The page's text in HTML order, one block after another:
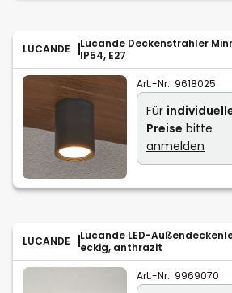
LUCANDE
Lucande Deckenstrahler
IP54, E27
Art.-Nr.: 9618025
Für
Preise bitte
anmelden
LUCANDE
Lucande LED-
eckig, anthrazit
Art.-Nr.: 9969070